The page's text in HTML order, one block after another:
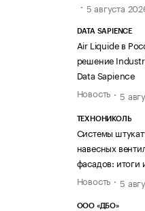
5 августа
DATA SAPIENCE
Air Liquide в
решение
Data Sapience
Новость
5
ТЕХНОНИКОЛЬ
Системы
навесных
фасадов: итоги
Новость
5
ООО «ДБО»